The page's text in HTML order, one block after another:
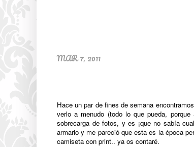
MAR 7, 2011
Hace un par de fines de semana
verlo a menudo (todo lo que pueda,
sobrecarga de fotos, y es ¡que no sabía
armario y me pareció que esta es la época
camiseta con print.. ya os contaré.